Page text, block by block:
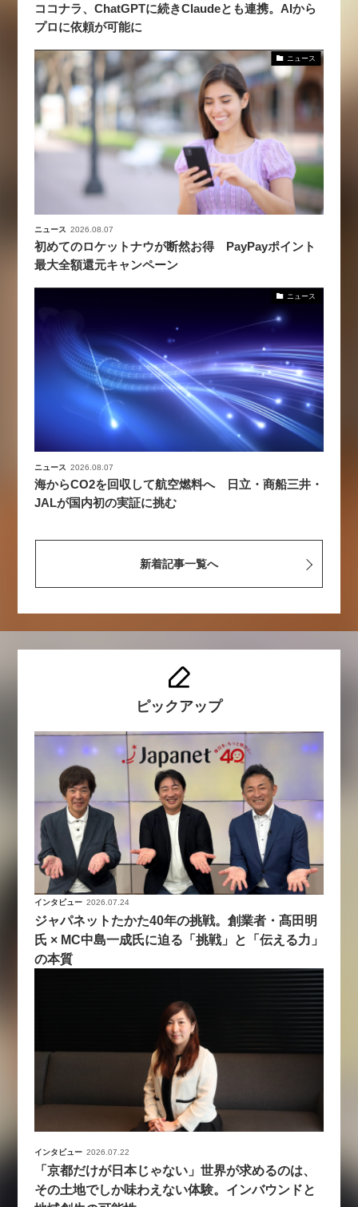
ココナラ、ChatGPTに続きClaudeとも連携。AIから
プロに依頼が可能に
ニュース
ニュース 2026.08.07
初めてのロケットナウが断然お得 PayPayポイント
最大全額還元キャンペーン
ニュース
ニュース 2026.08.07
海からCO2を回収して航空燃料へ 日立・商船三井・
JALが国内初の実証に挑む
新着記事一覧へ
ピックアップ
インタビュー 2026.07.24
ジャパネットたかた40年の挑戦。創業者・髙田明
氏 × MC中島一成氏に迫る「挑戦」と「伝える力」
の本質
インタビュー 2026.07.22
「京都だけが日本じゃない」世界が求めるのは、
その土地でしか味わえない体験。インバウンドと